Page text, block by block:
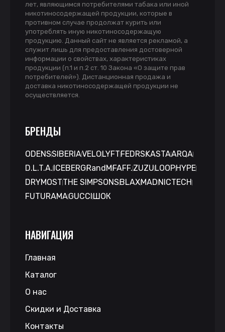
лет, являющимся потребителями табака или иной
никотиносодержащей продукции, которые в
противном случае продолжат курить или
употреблять иную никотиносодержащую
продукцию. Данный сайт не является рекламой, а
служит лишь для предоставления достоверной
информации о свойствах, характеристиках
продукции (п.1 и п.2 ст. 10 Закона «О защите прав
потребителей»). Дистанционная продажа и
доставка никотиносодержащей продукции не
осуществляется.
БРЕНДЫ
ODENSSIBERIAVELO LYFT FEDRS KASTAARQA
D.L.T.A. ICEBERG RandM FAFF.ZUZU LOOPHYPE
DRYMOSTTHE SIMPSONS BLAXMAD NICTECH
FUTURAMAGUCCI ШОК
НАВИГАЦИЯ
Главная
Каталог
О нас
Скидки и Доставка
Контакты